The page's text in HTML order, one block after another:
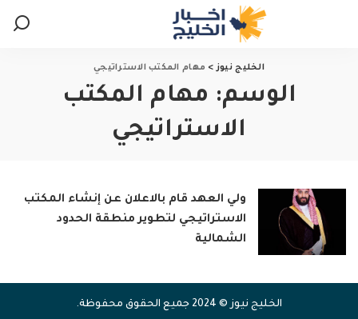
الخليج نيوز> مهام المكتب الاستراتيجي
الوسم: مهام المكتب
الاستراتيجي
ولي العهد قام بالاعلان عن إنشاء المكتب
الاستراتيجي لتطوير منطقة الحدود
الشمالية
الخليج نيوز © 2024 جميع الحقوق محفوظة.